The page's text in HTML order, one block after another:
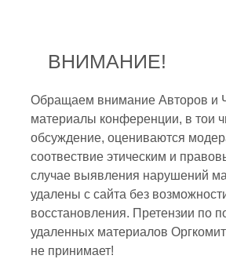
ВНИМАНИЕ!
Обращаем внимание Авторов и
материалы конференции, в тои
обсуждение, оцениваются
соотвествие этическим и
случае выявления нарушений
удалены с сайта без
восстановления. Претензии по
удаленных материалов
не принимает!